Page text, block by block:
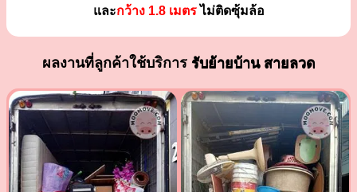
และกว้าง 1.8 เมตรไม่ติดซุ้มล้อ
ผลงานที่ลูกค้าใช้บริการ รับย้ายบ้าน สายลวด